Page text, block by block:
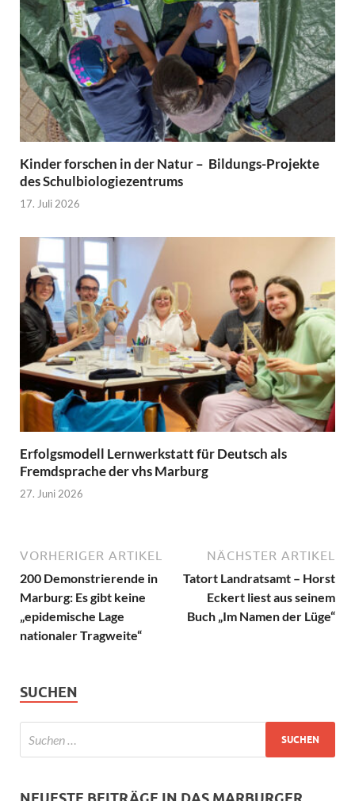
Kinder forschen in der Natur – Bildungs-Projekte
des Schulbiologiezentrums
17. Juli 2026
Erfolgsmodell Lernwerkstatt für Deutsch als
Fremdsprache der vhs Marburg
27. Juni 2026
VORHERIGER ARTIKEL
200 Demonstrierende in
Marburg: Es gibt keine
„epidemische Lage
nationaler Tragweite“
NÄCHSTER ARTIKEL
Tatort Landratsamt – Horst
Eckert liest aus seinem
Buch „Im Namen der Lüge“
SUCHEN